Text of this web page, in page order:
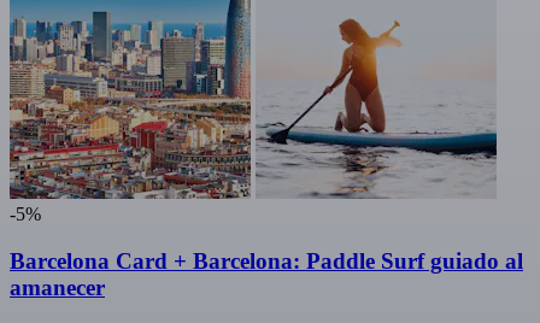
-5%
Barcelona Card + Barcelona: Paddle Surf guiado al
amanecer